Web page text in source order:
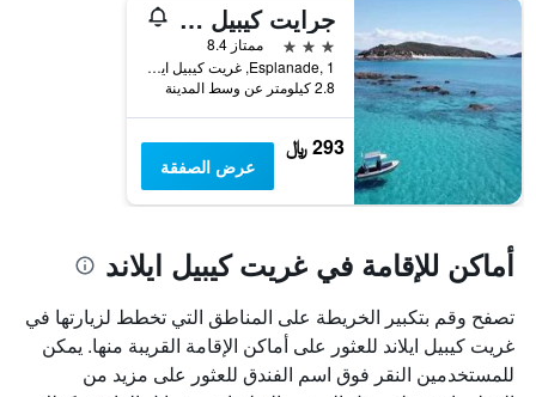
جرايت كيبيل آيلاند هايداواي
3 نجوم
ممتاز 8.4
Esplanade, 1, غريت كيبيل ايلاند, QLD, أستراليا
2.8 كيلومتر عن وسط المدينة
293 ﷼
عرض الصفقة
أماكن للإقامة في غريت كيبيل ايلاند
تصفح وقم بتكبير الخريطة على المناطق التي تخطط لزيارتها في
غريت كيبيل ايلاند للعثور على أماكن الإقامة القريبة منها. يمكن
للمستخدمين النقر فوق اسم الفندق للعثور على مزيد من